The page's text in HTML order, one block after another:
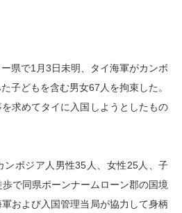
ー県で1月3日未明、タイ海軍がカンボ
子どもを含む男女67人を拘束した。
求めてタイに入国しようとしたもの
ボジア人男性35人、女性25人、子
で同県ポーンナームローン郡の国境
および入国管理当局が協力して身柄